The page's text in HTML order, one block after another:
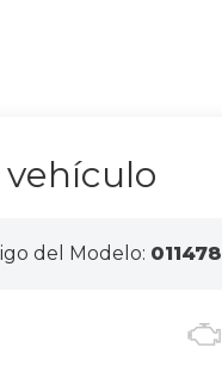
del Modelo: 011478